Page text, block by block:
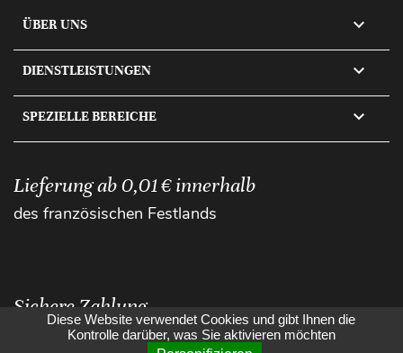
ÜBER UNS 
DIENSTLEISTUNGEN 
SPEZIELLE BEREICHE 
Lieferung ab 0,01 € innerhalb
des französischen Festlands
Sichere Zahlung
Diese Website verwendet Cookies und gibt Ihnen die
Kontrolle darüber, was Sie aktivieren möchten